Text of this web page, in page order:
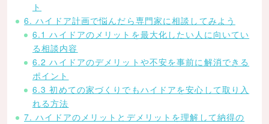
ト
6. ハイドア計画で悩んだら専門家に相談してみよう
6.1 ハイドアのメリットを最大化したい人に向いてい
る相談内容
6.2 ハイドアのデメリットや不安を事前に解消できる
ポイント
6.3 初めての家づくりでもハイドアを安心して取り入
れる方法
7. ハイドアのメリットとデメリットを理解して納得の